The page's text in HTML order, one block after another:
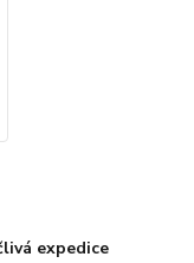
expedice